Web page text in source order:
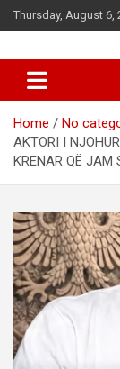
Skip
to
Thursday, August 6,
d7-
Home
No
AKTORI I
KRENAR QË JAM